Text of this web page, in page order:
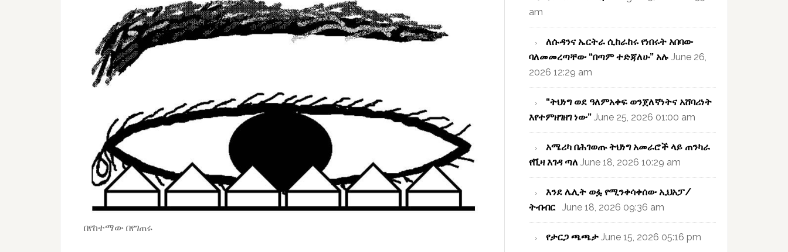
በየከተማው በየገጠሩ
am
ለሱዳንና ኤርትራ ሲከራከሩ የነበሩት አበባው
ባለመመረጣቸው “በጣም ተድጃለሁ” አሉ June 26,
2026 12:29 am
“ትህነግ ወደ ዓለምአቀፍ ወንጀለኛነትና አሸባሪነት
እየተምዘገዘገ ነው” June 25, 2026 01:00 am
አሜሪካ በሕገወጡ ትህነግ አመራሮች ላይ ጠንካራ
የቪዛ እገዳ ጣለ June 18, 2026 10:29 am
እንደ ሌሊት ወፏ የሚንቀሳቀሰው ኢህአፓ/
ትብብር June 18, 2026 09:36 am
የታርጋ ጫጫታ June 15, 2026 05:16 pm